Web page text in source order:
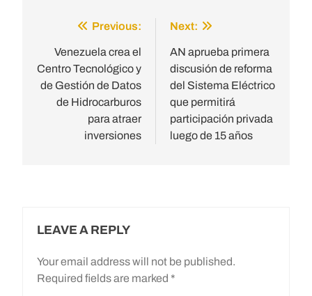
navigation
Previous:
Venezuela crea el
Centro Tecnológico y
de Gestión de Datos
de Hidrocarburos
para atraer
inversiones
Next:
AN aprueba primera
discusión de reforma
del Sistema Eléctrico
que permitirá
participación privada
luego de 15 años
LEAVE A REPLY
Your email address will not be published.
Required fields are marked *